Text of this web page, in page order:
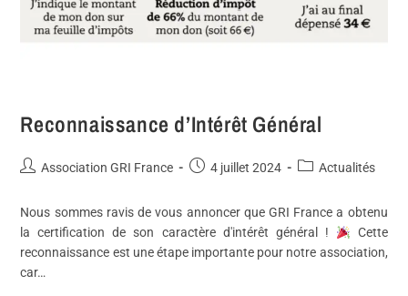
Reconnaissance d’Intérêt Général
Association GRI France 4 juillet 2024 Actualités
Nous sommes ravis de vous annoncer que GRI France a obtenu
la certification de son caractère d'intérêt général !
Cette
reconnaissance est une étape importante pour notre association,
car…